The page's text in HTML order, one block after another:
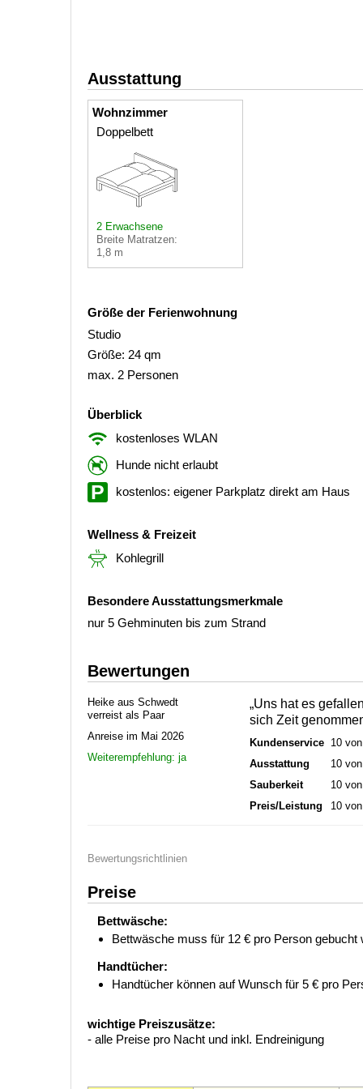
Ausstattung
Wohnzimmer
Doppelbett
2 Erwachsene
Breite Matratzen:
1,8 m
Größe der Ferienwohnung
Studio
Größe: 24 qm
max. 2 Personen
Überblick
kostenloses WLAN
Hunde nicht erlaubt
kostenlos: eigener Parkplatz direkt am Haus
Wellness & Freizeit
Kohlegrill
Besondere Ausstattungsmerkmale
nur 5 Gehminuten bis zum Strand
Bewertungen
Heike aus Schwedt
verreist als Paar
Anreise im Mai 2026
Weiterempfehlung: ja
„Uns hat es
sich Zeit
Kundenservice 10
Ausstattung
10
Sauberkeit
10
Preis/Leistung
10
Bewertungsrichtlinien
Preise
Bettwäsche:
Bettwäsche muss für 12 € pro Person
Handtücher:
Handtücher können auf Wunsch für 5 € pro
wichtige Preiszusätze:
- alle Preise pro Nacht und inkl. Endreinigung